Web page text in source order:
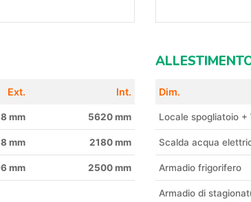
Ext. Int.
mm 5620 mm
mm 2180 mm
mm 2500 mm
Dim.
Locale spogliatoio +
Scalda acqua
Armadio frigorifero
Armadio di